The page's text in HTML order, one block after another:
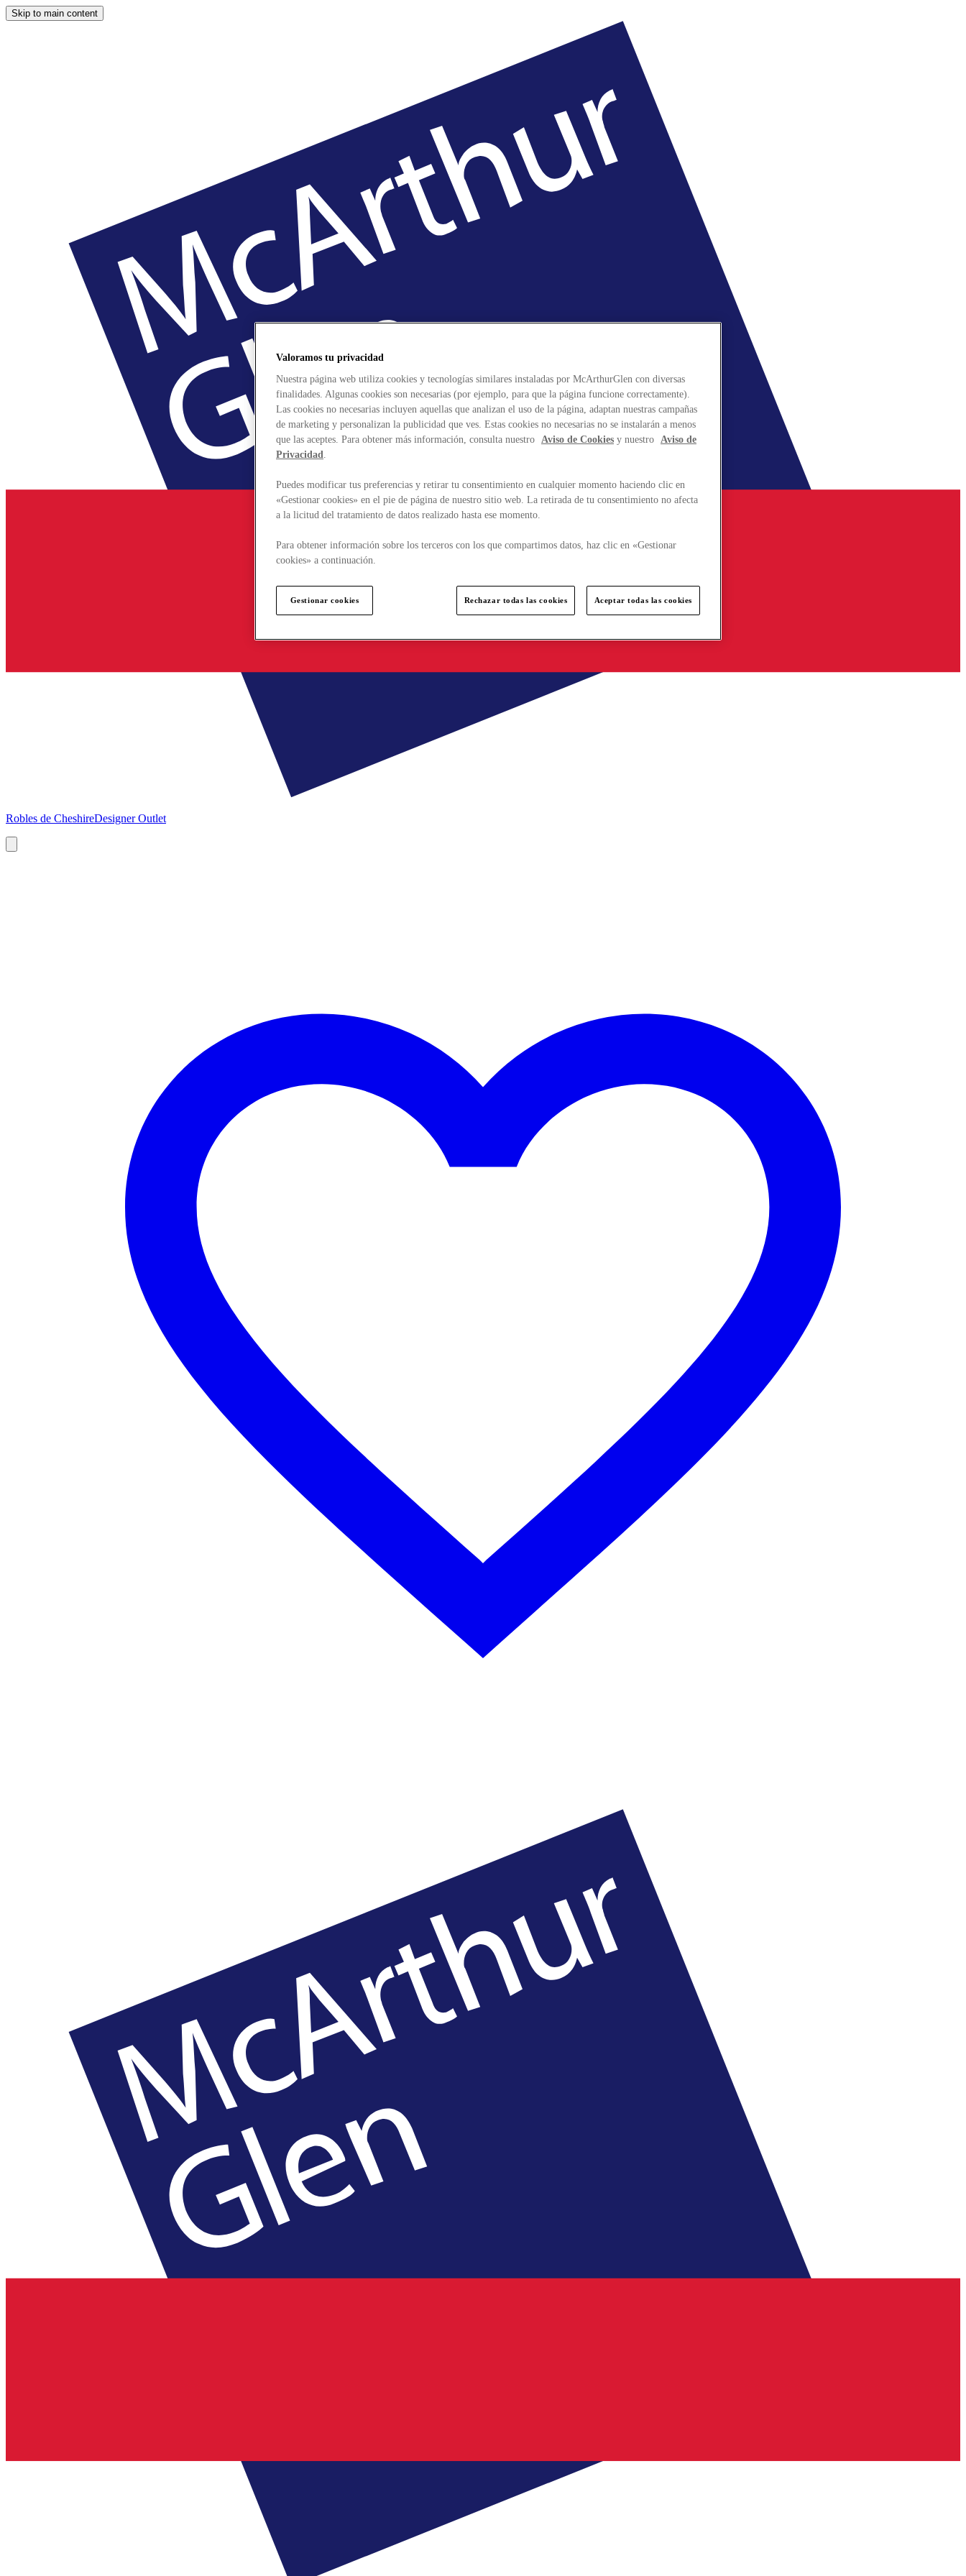
Skip to main content
Robles de CheshireDesigner Outlet
Valoramos tu privacidad
Nuestra página web utiliza cookies y tecnologías similares instaladas por McArthurGlen con diversas
finalidades. Algunas cookies son necesarias (por ejemplo, para que la página funcione correctamente).
Las cookies no necesarias incluyen aquellas que analizan el uso de la página, adaptan nuestras campañas
de marketing y personalizan la publicidad que ves. Estas cookies no necesarias no se instalarán a menos
que las aceptes. Para obtener más información, consulta nuestro Aviso de Cookies y nuestro Aviso de
Privacidad.
Puedes modificar tus preferencias y retirar tu consentimiento en cualquier momento haciendo clic en
«Gestionar cookies» en el pie de página de nuestro sitio web. La retirada de tu consentimiento no afecta
a la licitud del tratamiento de datos realizado hasta ese momento.
Para obtener información sobre los terceros con los que compartimos datos, haz clic en «Gestionar
cookies» a continuación.
Gestionar cookies Rechazar todas las cookies Aceptar todas las cookies